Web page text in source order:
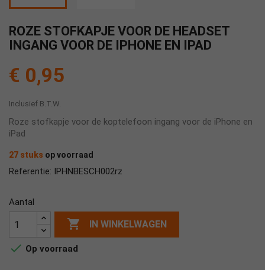
ROZE STOFKAPJE VOOR DE HEADSET
INGANG VOOR DE IPHONE EN IPAD
€ 0,95
Inclusief B.T.W.
Roze stofkapje voor de koptelefoon ingang voor de iPhone en
iPad
27 stuks op voorraad
Referentie: IPHNBESCH002rz
Aantal
 IN WINKELWAGEN
 Op voorraad